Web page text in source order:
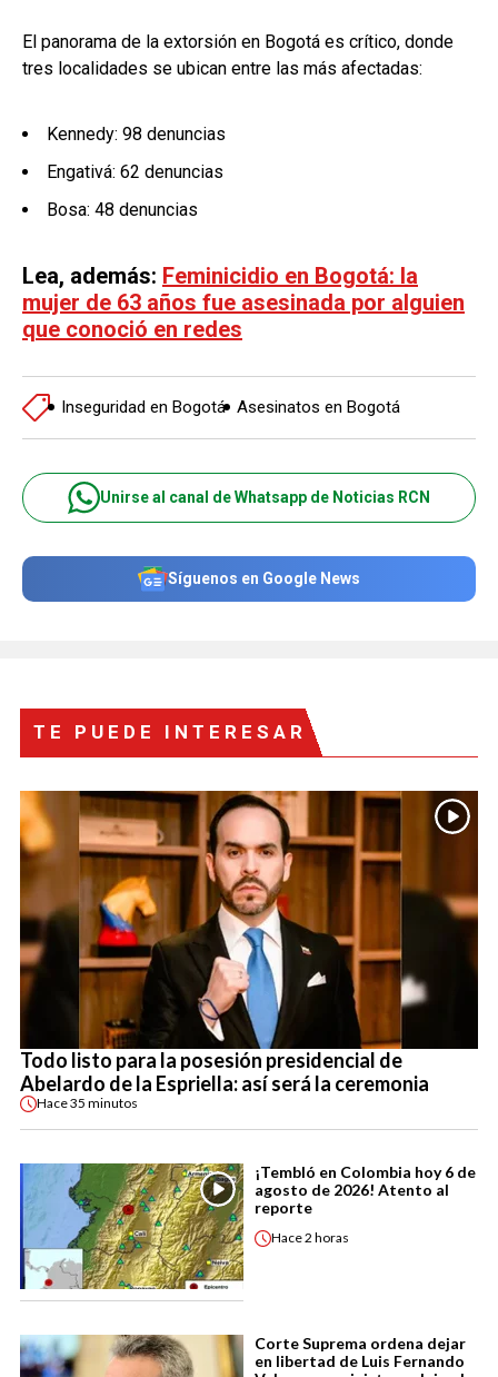
El panorama de la extorsión en Bogotá es crítico, donde
tres localidades se ubican entre las más afectadas:
Kennedy: 98 denuncias
Engativá: 62 denuncias
Bosa: 48 denuncias
Lea, además: Feminicidio en Bogotá: la
mujer de 63 años fue asesinada por alguien
que conoció en redes
Inseguridad en Bogotá Asesinatos en Bogotá
Unirse al canal de Whatsapp de Noticias RCN
Síguenos en Google News
TE PUEDE INTERESAR
Todo listo para la posesión presidencial de
Abelardo de la Espriella: así será la ceremonia
Hace35 minutos
¡Tembló en Colombia hoy 6 de
agosto de 2026! Atento al
reporte
Hace2 horas
Corte Suprema ordena dejar
en libertad de Luis Fernando